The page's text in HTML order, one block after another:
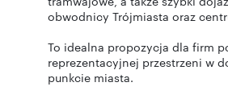
obwodnicy Trójmiasta oraz
To idealna propozycja dla firm
reprezentacyjnej przestrzeni w
punkcie miasta.